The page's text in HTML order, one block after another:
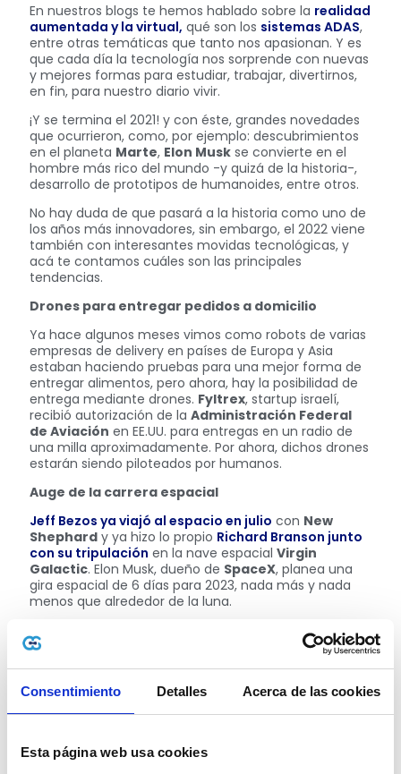
Consentimiento Detalles Acerca de las cookies
Esta página web usa cookies
En nuestros blogs te hemos hablado sobre la realidad
aumentada y la virtual, qué son los sistemas ADAS,
entre otras temáticas que tanto nos apasionan. Y es
que cada día la tecnología nos sorprende con nuevas
y mejores formas para estudiar, trabajar, divertirnos,
en fin, para nuestro diario vivir.
¡Y se termina el 2021! y con éste, grandes novedades
que ocurrieron, como, por ejemplo: descubrimientos
en el planeta Marte, Elon Musk se convierte en el
hombre más rico del mundo -y quizá de la historia-,
desarrollo de prototipos de humanoides, entre otros.
No hay duda de que pasará a la historia como uno de
los años más innovadores, sin embargo, el 2022 viene
también con interesantes movidas tecnológicas, y
acá te contamos cuáles son las principales
tendencias.
Drones para entregar pedidos a domicilio
Ya hace algunos meses vimos como robots de varias
empresas de delivery en países de Europa y Asia
estaban haciendo pruebas para una mejor forma de
entregar alimentos, pero ahora, hay la posibilidad de
entrega mediante drones. Fyltrex, startup israelí,
recibió autorización de la Administración Federal
de Aviación en EE.UU. para entregas en un radio de
una milla aproximadamente. Por ahora, dichos drones
estarán siendo piloteados por humanos.
Auge de la carrera espacial
Jeff Bezos ya viajó al espacio en julio con New
Shephard y ya hizo lo propio Richard Branson junto
con su tripulación en la nave espacial Virgin
Galactic. Elon Musk, dueño de SpaceX, planea una
gira espacial de 6 días para 2023, nada más y nada
menos que alrededor de la luna.
Esto denota que la carrera por conquistar el espacio
creará un entorno interesante alrededor de todos
accesibles hacia el espacio?
A través de los smartwatches hemos podido dar un